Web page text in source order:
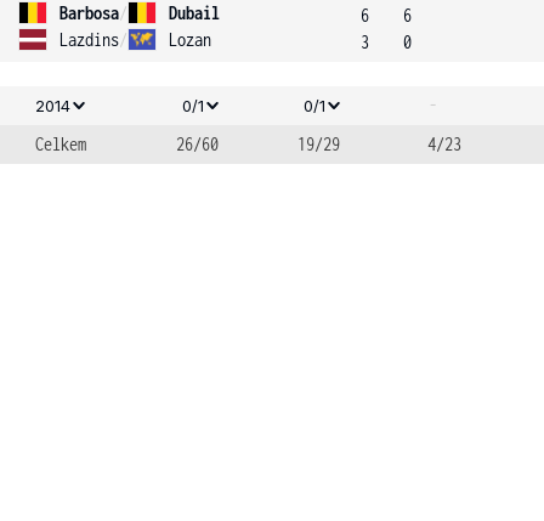
Barbosa/
Dubail
Lazdins/ Lozan
6
3
6
0
2014 0/1 0/1
-
Celkem
26/60 19/29 4/23